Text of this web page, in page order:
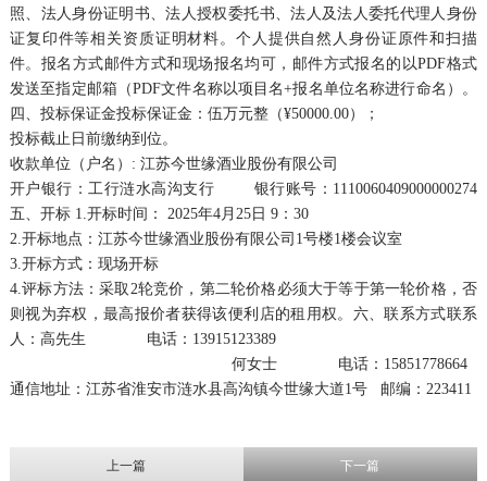
照、法人身份证明书、法人授权委托书、法人及法人委托代理人身份
证复印件等相关资质证明材料。个人提供自然人身份证原件和扫描
件。报名方式邮件方式和现场报名均可，邮件方式报名的以PDF格式
发送至指定邮箱（PDF文件名称以项目名+报名单位名称进行命名）。
四、投标保证金投标保证金：伍万元整（¥50000.00）；
投标截止日前缴纳到位。
收款单位（户名）: 江苏今世缘酒业股份有限公司
开户银行：工行涟水高沟支行 银行账号：1110060409000000274
五、开标 1.开标时间： 2025年4月25日 9：30
2.开标地点：江苏今世缘酒业股份有限公司1号楼1楼会议室
3.开标方式：现场开标
4.评标方法：采取2轮竞价，第二轮价格必须大于等于第一轮价格，否
则视为弃权，最高报价者获得该便利店的租用权。六、联系方式联系
人：高先生 电话：13915123389
何女士 电话：15851778664
通信地址：江苏省淮安市涟水县高沟镇今世缘大道1号 邮编：223411
上一篇 下一篇